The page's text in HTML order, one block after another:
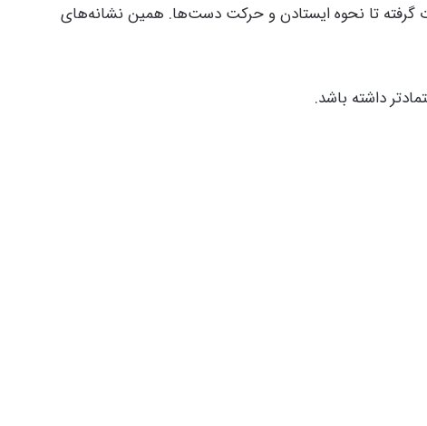
گرفته تا نحوه ایستادن و حرکت دست‌ها. همین نشانه‌های
داشته باشد.